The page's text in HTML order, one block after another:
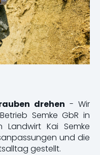
drehen - Wir
Semke GbR in
Landwirt Kai Semke
und die
gestellt.